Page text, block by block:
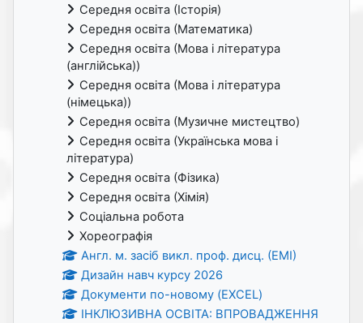
Середня освіта (Історія)
Середня освіта (Математика)
Середня освіта (Мова і література
(англійська))
Середня освіта (Мова і література
(німецька))
Середня освіта (Музичне мистецтво)
Середня освіта (Українська мова і
література)
Середня освіта (Фізика)
Середня освіта (Хімія)
Соціальна робота
Хореографія
Англ. м. засіб викл. проф. дисц. (ЕМІ)
Дизайн навч курсу 2026
Документи по-новому (EXCEL)
ІНКЛЮЗИВНА ОСВІТА: ВПРОВАДЖЕННЯ